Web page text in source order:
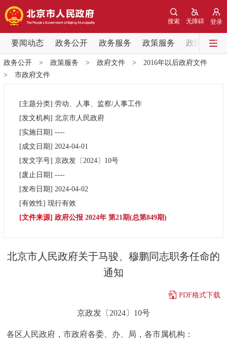
登录
无障碍
搜索
要闻动态 政务公开 政务服务 政策服务 政民互动
要闻动态
党中央精神 国务院信息 中央部委动态
各区热点
市领导
决策公开 专题公开
部门服务
政务公开> 政策服务 > 政府文件> 2016年以后政府文件
> 市政府文件
[主题分类] 劳动、人事、监察/人事工作
[发文机构] 北京市人民政府
[实施日期] ----
[成文日期] 2024-04-01
[发文字号] 京政发〔2024〕 10号
[废止日期] ----
[发布日期] 2024-04-02
[有效性] 现行有效
[文件来源] 政府公报 2024年 第21期(总第849期)
北京市人民政府关于马骏、穆鹏同志职务任命的
通知
PDF格式下载
京政发〔2024〕10号
各区人民政府，市政府各委、办、局，各市属机构：